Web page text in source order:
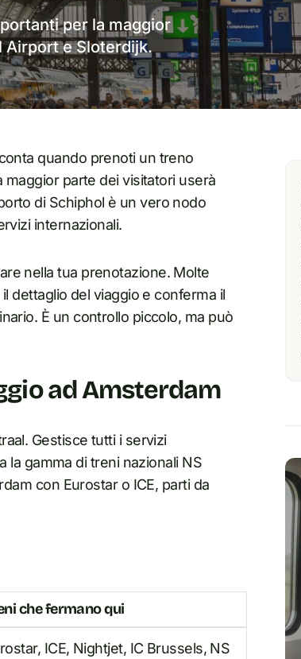
per la maggior
Airport e Sloterdijk.
quando prenoti un treno
maggior parte dei visitatori userà
di Schiphol è un vero nodo
internazionali.
nella tua prenotazione. Molte
dettaglio del viaggio e conferma il
È un controllo piccolo, ma può
ad Amsterdam
Gestisce tutti i servizi
la gamma di treni nazionali NS
con Eurostar o ICE, parti da
che fermano qui
ICE, Nightjet, IC Brussels, NS